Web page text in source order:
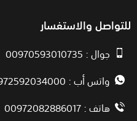
للتواصل والاستفسار
جوال : 00970593010735
واتس أب : 00972592034000
هاتف : 00972082886017